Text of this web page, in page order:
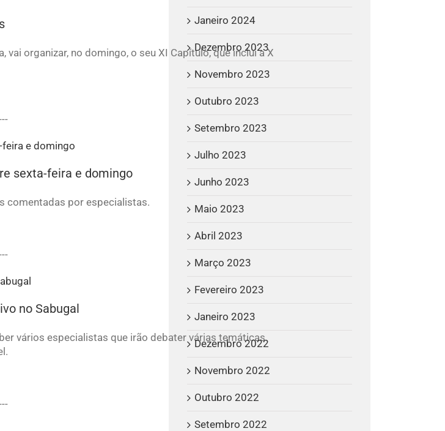
organizar, no domingo, o seu XI Capítulo, que inclui a X
sexta-feira e domingo
comentadas por especialistas.
no Sabugal
vários especialistas que irão debater várias temáticas
Janeiro 2024
Dezembro 2023
Novembro 2023
Outubro 2023
Setembro 2023
Julho 2023
Junho 2023
Maio 2023
Abril 2023
Março 2023
Fevereiro 2023
Janeiro 2023
Dezembro 2022
Novembro 2022
Outubro 2022
Setembro 2022